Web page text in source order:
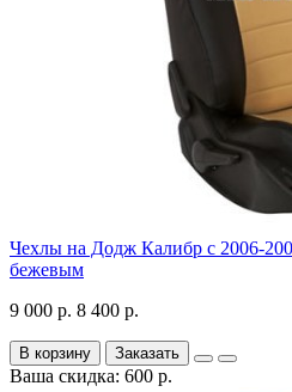
Чехлы на Додж Калибр с 2006-
бежевым
9 000 р. 8 400 р.
В корзину Заказать
Ваша скидка: 600 р.